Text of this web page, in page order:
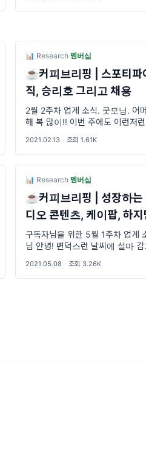
갈리진 않을 거야. ^^; 1) 음악산
📊 Research·멤버십
☕커피브리핑 | 스포티파
직, 승리호 그리고 채용
2월 2주차 업계 소식. 굿모닝. 어
해 복 많이!! 이번 주에도 이런저
배회하느라 뉴스고 뭐고 못 챙겼
잔 하고 정신차
2021.02.13 · 조회 1.61K
📊 Research·멤버십
☕커피브리핑 | 성장하는
디오 콘텐츠, 케이팝, 하지
업의 어두운 면들
구독자님을 위한 5월 1주차 업계
님 안녕! 변덕스런 날씨에 설마
저나 오늘은 기사가 좀 많네... 커
😁
2021.05.08 · 조회 3.26K